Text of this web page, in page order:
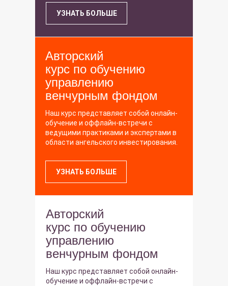
УЗНАТЬ БОЛЬШЕ
Наш курс представляет собой онлайн-
обучение и оффлайн-встречи с
ведущими практиками и экспертами в
области ангельского инвестирования.
Авторский
курс по обучению
управлению
венчурным фондом
Наш курс представляет собой онлайн-
обучение и оффлайн-встречи с
Авторский
курс по обучению
управлению
венчурным фондом
УЗНАТЬ БОЛЬШЕ